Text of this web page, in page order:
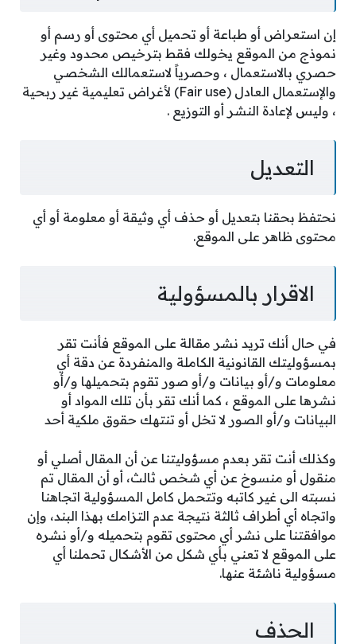
إن استعراض أو طباعة أو تحميل أي محتوى أو رسم أو
نموذج من الموقع يخولك فقط بترخيص محدود وغير
حصري بالاستعمال ، وحصرياً لاستعمالك الشخصي
والإستعمال العادل (Fair use) لأغراض تعليمية غير ربحية
، وليس لإعادة النشر أو التوزيع .
التعديل
نحتفظ بحقنا بتعديل أو حذف أي وثيقة أو معلومة أو أي
محتوى ظاهر على الموقع.
الاقرار بالمسؤولية
في حال أنك تريد نشر مقالة على الموقع فأنت تقر
بمسؤوليتك القانونية الكاملة والمنفردة عن دقة أي
معلومات و/أو بيانات و/أو صور تقوم بتحميلها و/أو
نشرها على الموقع ، كما أنك تقر بأن تلك المواد أو
البيانات و/أو الصور لا تخل أو تنتهك حقوق ملكية أحد
وكذلك أنت تقر بعدم مسؤوليتنا عن أن المقال أصلي أو
منقول أو منسوخ عن أي شخص ثالث، أو أن المقال تم
نسبته الى غير كاتبه وتتحمل كامل المسؤولية اتجاهنا
واتجاه أي أطراف ثالثة نتيجة عدم التزامك بهذا البند، وإن
موافقتنا على نشر أي محتوى تقوم بتحميله و/أو نشره
على الموقع لا تعني بأي شكل من الأشكال تحملنا أي
مسؤولية ناشئة عنها.
الحذف